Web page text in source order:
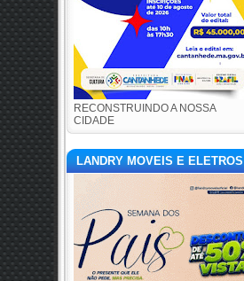
RECONSTRUINDO A NOSSA
CIDADE
LANDRY MOVEIS E ELETROS